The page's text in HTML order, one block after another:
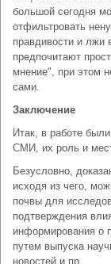
большой сегодня
отфильтровать
правдивости и лжи
предпочитают
мнение", при этом
сами.
Заключение
Итак, в работе
СМИ, их роль и
Безусловно,
исходя из чего,
почвы для
подтверждения
информирования о
путем выпуска
новостей и пр.